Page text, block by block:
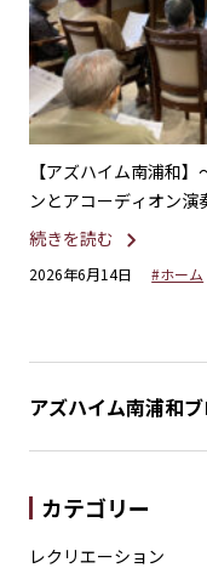
【アズハイム南浦和
ンとアコーディオン演
続きを読む
2026年6月14日 #ホーム
アズハイム南浦和
カテゴリー
レクリエーション